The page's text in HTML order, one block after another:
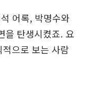
어록, 박명수와
을 탄생시켰죠. 요
으로 보는 사람